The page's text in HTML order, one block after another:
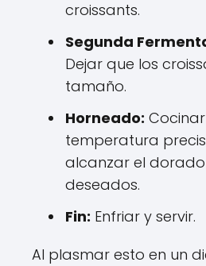
croissants.
Segunda
Dejar que los
tamaño.
Horneado:
temperatura
alcanzar el
deseados.
Fin: Enfriar y servir.
Al plasmar esto en un